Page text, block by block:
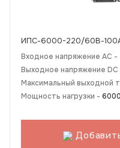
ИПС-6000-220/60В-
Входное напряжение AC -
Выходное напряжение DC
Максимальный выходной
Мощность нагрузки -